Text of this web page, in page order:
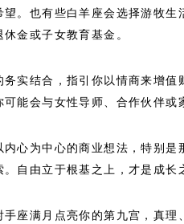
。也有些白羊座会选择游牧
金或子女教育基金。
实结合，指引你以情商来增
能会与女性导师、合作伙伴或
心为中心的商业想法，特别
自由立于根基之上，才是成
座满月点亮你的第九宫，真